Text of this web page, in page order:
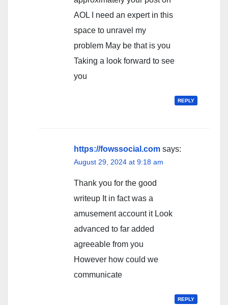
AOL I need an expert in this
space to unravel my
problem May be that is you
Taking a look forward to see
you
REPLY
https://fowssocial.com says:
August 29, 2024 at 9:18 am
Thank you for the good
writeup It in fact was a
amusement account it Look
advanced to far added
agreeable from you
However how could we
communicate
REPLY